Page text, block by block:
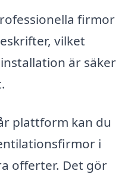
firmor
vilket
är säker
plattform kan du
i
offerter. Det gör